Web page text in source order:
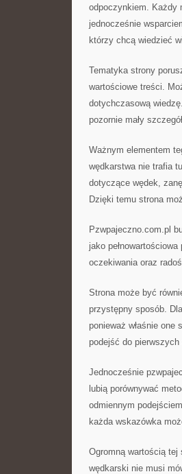
odpoczynkiem. Każdy
jednocześnie
którzy chcą wiedzieć
Tematyka strony
wartościowe treści.
dotychczasową
pozornie mały
Ważnym elementem
wędkarstwa nie trafia
dotyczące wędek,
Dzięki temu strona
Pzwpajeczno.com.pl
jako
oczekiwania oraz
Strona może być
przystępny sposób.
ponieważ właśnie
podejść do
Jednocześnie
lubią porównywać
odmiennym
każda wskazówka
Ogromną wartością tej
wędkarski nie musi